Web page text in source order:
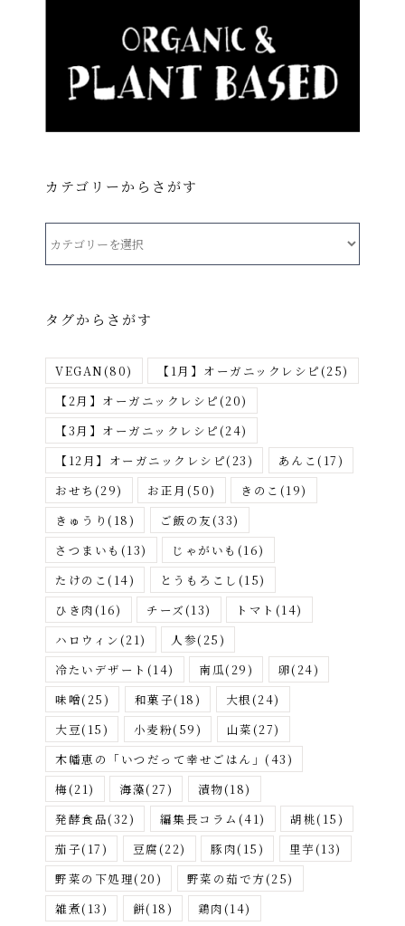
カテゴリーからさがす
ー
ら
が
す
タグからさがす
VEGAN(80) 【1月】オーガニックレシピ(25)
【2月】オーガニックレシピ(20)
【3月】オーガニックレシピ(24)
【12月】オーガニックレシピ(23) あんこ(17)
おせち (29) お正月 (50) きのこ (19)
きゅうり (18) ご飯の友(33)
さつまいも (13) じゃがいも (16)
たけのこ(14) とうもろこし (15)
ひき肉(16) チーズ(13) トマト (14)
ハロウィン(21) 人参(25)
冷たいデザート (14) 南瓜(29) 卵(24)
味噌(25) 和菓子(18) 大根(24)
大豆(15) 小麦粉(59) 山菜(27)
木幡恵の「いつだって幸せごはん」 (43)
梅(21) 海藻(27) 漬物(18)
発酵食品(32) 編集長コラム (41) 胡桃(15)
茄子(17) 豆腐(22) 豚肉(15) 里芋(13)
野菜の下処理(20) 野菜の茹で方(25)
雑煮(13) 餅(18) 鶏肉(14)